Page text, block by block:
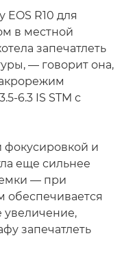
R10 для
в местной
запечатлеть
— говорит она,
6.3 IS STM с
фокусировкой и
еще сильнее
— при
обеспечивается
увеличение,
запечатлеть